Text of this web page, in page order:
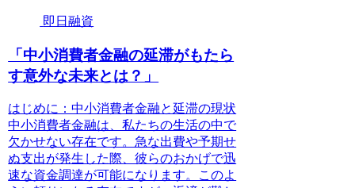
即日融資
「中小消費者金融の延滞がもたら
す意外な未来とは？」
はじめに：中小消費者金融と延滞の現状
中小消費者金融は、私たちの生活の中で
欠かせない存在です。急な出費や予期せ
ぬ支出が発生した際、彼らのおかげで迅
速な資金調達が可能になります。このよ